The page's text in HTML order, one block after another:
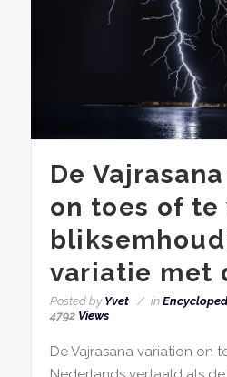
De
on toes of te
variatie met
Posted by Yvet in
4792Views
De Vajrasana variation on